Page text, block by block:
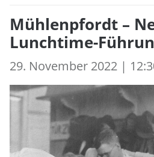
Mühlenpfordt –
Lunchtime-
29. November 2022 |